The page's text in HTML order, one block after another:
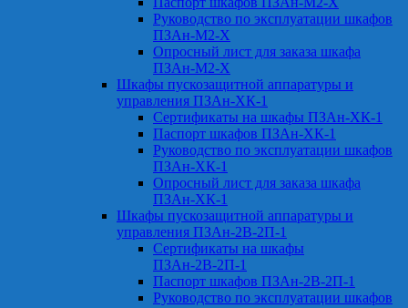
Руководство по эксплуатации шкафов
ПЗАн-М2-Х
Опросный лист для заказа шкафа
ПЗАн-М2-Х
Шкафы пускозащитной аппаратуры и
управления ПЗАн-ХК-1
Сертификаты на шкафы ПЗАн-ХК-1
Паспорт шкафов ПЗАн-ХК-1
Руководство по эксплуатации шкафов
ПЗАн-ХК-1
Опросный лист для заказа шкафа
ПЗАн-ХК-1
Шкафы пускозащитной аппаратуры и
управления ПЗАн-2В-2П-1
Сертификаты на шкафы
ПЗАн-2В-2П-1
Паспорт шкафов ПЗАн-2В-2П-1
Руководство по эксплуатации шкафов